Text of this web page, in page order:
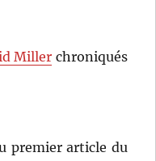
Miller chroniqués
premier article du